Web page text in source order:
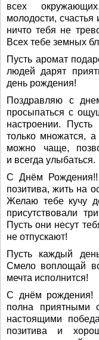
всех
молодости,
ничто тебя не
Всех тебе земных
Пусть аромат
людей дарят
день рождения!
Поздравляю с
просыпаться с
настроении.
только множатся,
можно чаще,
и всегда улыбаться.
С Днём Рождения!!
позитива, жить на
Желаю тебе кучу
присутствовали
Пусть они несут
не отпускают!
Пусть каждый
Смело воплощай
мечта исполнится!
С днём рождения!
полна приятными
настоящими
позитива и